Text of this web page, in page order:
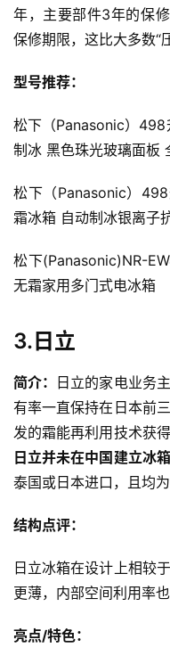
年，主要部件3年的保
保修期限，这比大多数“
型号推荐：
松下（Panasonic）498
制冰 黑色珠光玻璃面板
松下（Panasonic）
霜冰箱 自动制冰银离子
松下(Panasonic)NR-
无霜家用多门式电冰箱
3.日立
简介：
日立的家电业务
有率一直保持在日本前
发的霜能再利用技术获
日立并未在中国建立冰
泰国或日本进口，且均
结构点评：
日立冰箱在设计上相较
更薄，内部空间利用率
亮点/特色：